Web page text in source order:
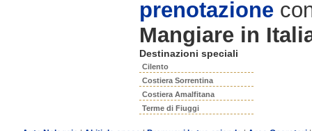
prenotazione
Mangiare in
Destinazioni speciali
Cilento
Costiera Sorrentina
Costiera Amalfitana
Terme di Fiuggi